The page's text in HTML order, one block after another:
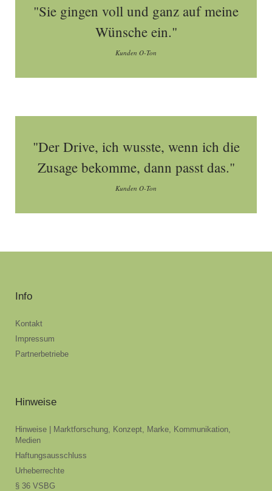
"Sie gingen voll und ganz auf meine
Wünsche ein."
Kunden O-Ton
"Der Drive, ich wusste, wenn ich die
Zusage bekomme, dann passt das."
Kunden O-Ton
Info
Kontakt
Impressum
Partnerbetriebe
Hinweise
Hinweise | Marktforschung, Konzept, Marke, Kommunikation,
Medien
Haftungsausschluss
Urheberrechte
§ 36 VSBG